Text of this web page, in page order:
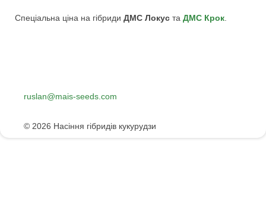
Спеціальна ціна на гібриди ДМС Локус та ДМС Крок
ruslan@mais-seeds.com
© 2026 Насіння гібридів кукурудзи